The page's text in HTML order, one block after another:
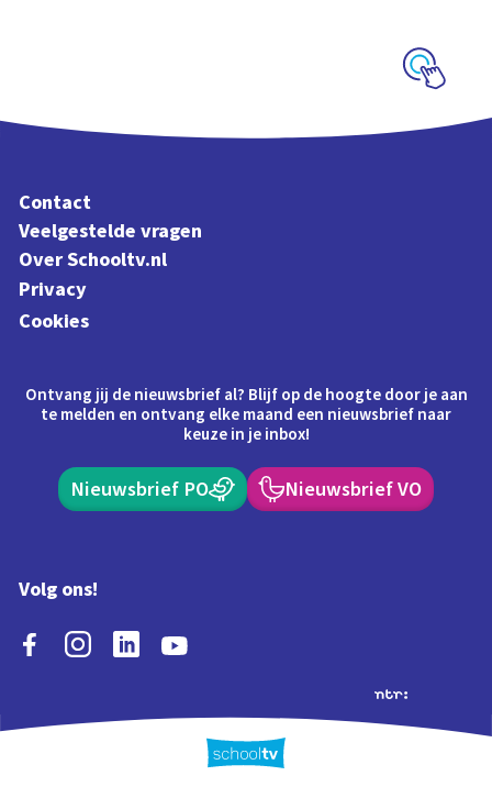
Contact
Veelgestelde vragen
Over Schooltv.nl
Privacy
Cookies
Ontvang jij de nieuwsbrief al? Blijf op de hoogte door je aan
te melden en ontvang elke maand een nieuwsbrief naar
keuze in je inbox!
Nieuwsbrief PO Nieuwsbrief VO
Volg ons!